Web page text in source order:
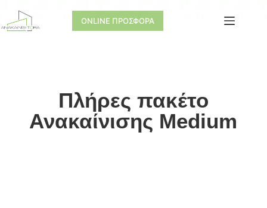
ONLINE ΠΡΟΣΦΟΡΑ
Πλήρες πακέτο
Ανακαίνισης Medium